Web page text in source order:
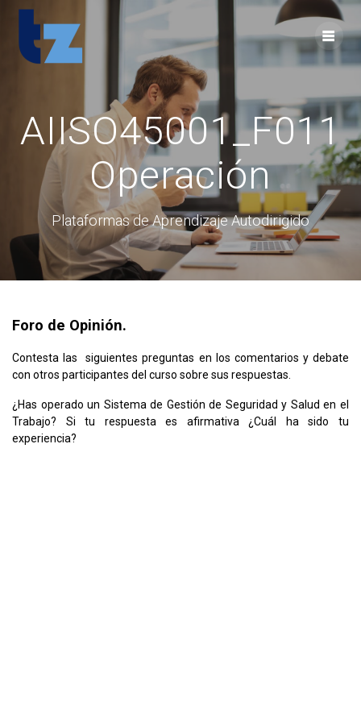
content
AIISO45001_F011
Operación
Plataformas de Aprendizaje Autodirigido
Foro de Opinión.
Contesta las siguientes preguntas en los comentarios y debate
con otros participantes del curso sobre sus respuestas.
¿Has operado un Sistema de Gestión de Seguridad y Salud en el
Trabajo? Si tu respuesta es afirmativa ¿Cuál ha sido tu
experiencia?